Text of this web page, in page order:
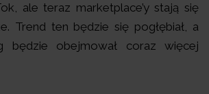
ale teraz marketplace’y stają się
Trend ten będzie się pogłębiał, a
będzie obejmował coraz więcej